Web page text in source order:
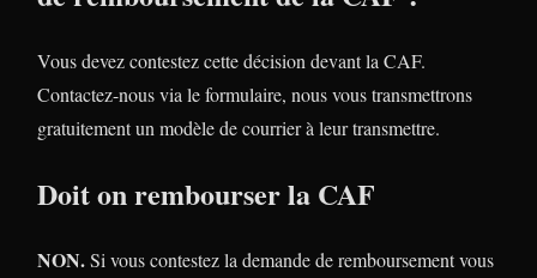
Vous devez contestez cette décision devant la CAF.
Contactez-nous via le formulaire, nous vous transmettrons
gratuitement un modèle de courrier à leur transmettre.
Doit on rembourser la CAF
NON.Si vous contestez la demande de remboursement vous